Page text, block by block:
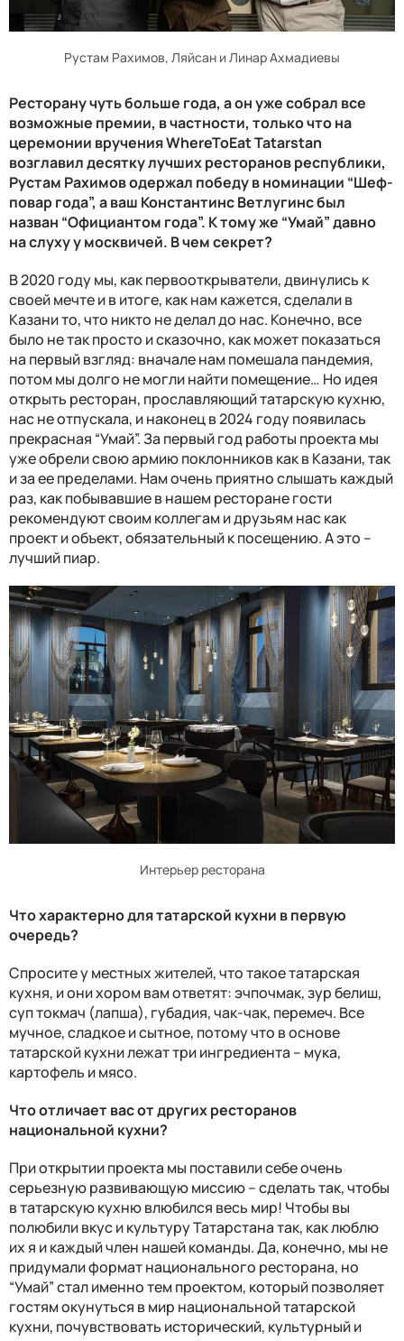
Рустам Рахимов, Ляйсан и Линар Ахмадиевы
Ресторану чуть больше года, а он уже собрал все
возможные премии, в частности, только что на
церемонии вручения WhereToEat Tatarstan
возглавил десятку лучших ресторанов республики,
Рустам Рахимов одержал победу в номинации “Шеф-
повар года”, а ваш Константинс Ветлугинс был
назван “Официантом года”. К тому же “Умай” давно
на слуху у москвичей. В чем секрет?
В 2020 году мы, как первооткрыватели, двинулись к
своей мечте и в итоге, как нам кажется, сделали в
Казани то, что никто не делал до нас. Конечно, все
было не так просто и сказочно, как может показаться
на первый взгляд: вначале нам помешала пандемия,
потом мы долго не могли найти помещение… Но идея
открыть ресторан, прославляющий татарскую кухню,
нас не отпускала, и наконец в 2024 году появилась
прекрасная “Умай”. За первый год работы проекта мы
уже обрели свою армию поклонников как в Казани, так
и за ее пределами. Нам очень приятно слышать каждый
раз, как побывавшие в нашем ресторане гости
рекомендуют своим коллегам и друзьям нас как
проект и объект, обязательный к посещению. А это –
лучший пиар.
Интерьер ресторана
Что характерно для татарской кухни в первую
очередь?
Спросите у местных жителей, что такое татарская
кухня, и они хором вам ответят: эчпочмак, зур белиш,
суп токмач (лапша), губадия, чак-чак, перемеч. Все
мучное, сладкое и сытное, потому что в основе
татарской кухни лежат три ингредиента – мука,
картофель и мясо.
Что отличает вас от других ресторанов
национальной кухни?
При открытии проекта мы поставили себе очень
серьезную развивающую миссию – сделать так, чтобы
в татарскую кухню влюбился весь мир! Чтобы вы
полюбили вкус и культуру Татарстана так, как люблю
их я и каждый член нашей команды. Да, конечно, мы не
придумали формат национального ресторана, но
“Умай” стал именно тем проектом, который позволяет
гостям окунуться в мир национальной татарской
кухни, почувствовать исторический, культурный и